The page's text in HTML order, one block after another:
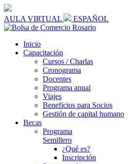
AULA VIRTUAL ESPAÑOL
Inicio
Capacitación
Cursos / Charlas
Cronograma
Docentes
Programa anual
Viajes
Beneficios para Socios
Gestión de capital humano
Becas
Programa
Semillero
¿Qué es?
Inscripción